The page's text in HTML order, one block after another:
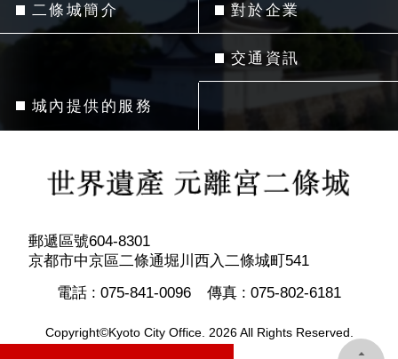
二條城簡介
城內提供的服務
對於企業
交通資訊
郵遞區號604-8301
京都市中京區二條通堀川西入二條城町541
電話 : 075-841-0096 傳真 :075-802-6181
Copyright©Kyoto City Office. 2026 All Rights Reserved.